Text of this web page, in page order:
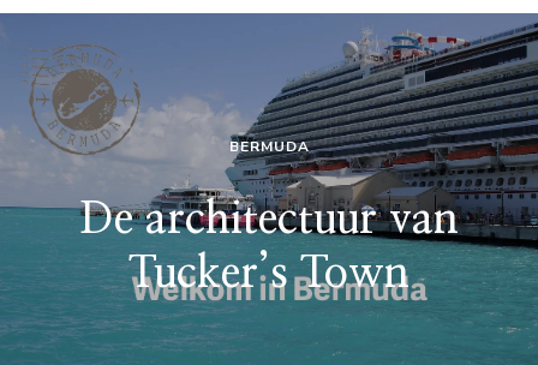
BERMUDA
De architectuur van
Tucker’s Town